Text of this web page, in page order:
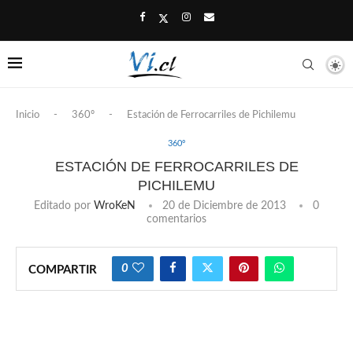
Inicio - 360º - Estación de Ferrocarriles de Pichilemu
360º
ESTACIÓN DE FERROCARRILES DE
PICHILEMU
Editado por WroKeN 20 de Diciembre de 2013
0
comentarios
COMPARTIR 0